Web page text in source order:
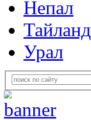
Непал
Тайланд
Урал